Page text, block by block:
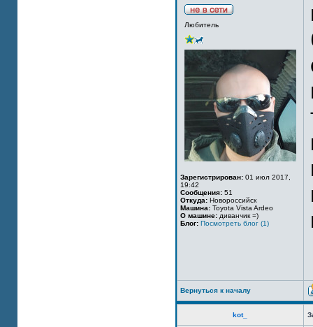
Любитель
Зарегистрирован: 01 июл 2017,
19:42
Сообщения: 51
Откуда: Новороссийск
Машина: Toyota Vista Ardeo
О машине: диванчик =)
Блог: Посмотреть блог (1)
Вернуться к началу
kot_